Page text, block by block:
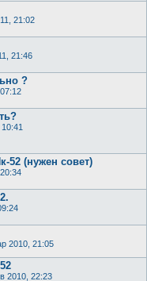
21:02
21:46
?
52 (нужен совет)
2010, 21:05
2010, 22:23